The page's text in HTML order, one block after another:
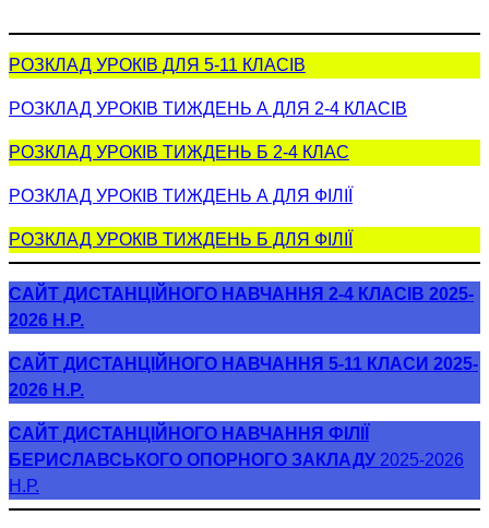
РОЗКЛАД УРОКІВ ДЛЯ 5-11 КЛАСІВ
РОЗКЛАД УРОКІВ ТИЖДЕНЬ А ДЛЯ 2-4 КЛАСІВ
РОЗКЛАД УРОКІВ ТИЖДЕНЬ Б 2-4 КЛАС
РОЗКЛАД УРОКІВ ТИЖДЕНЬ А ДЛЯ ФІЛІЇ
РОЗКЛАД УРОКІВ ТИЖДЕНЬ Б ДЛЯ ФІЛІЇ
САЙТ ДИСТАНЦІЙНОГО НАВЧАННЯ 2-4 КЛАСІВ 2025-
2026 Н.Р.
САЙТ ДИСТАНЦІЙНОГО НАВЧАННЯ 5-11 КЛАСИ 2025-
2026 Н.Р.
САЙТ ДИСТАНЦІЙНОГО НАВЧАННЯ ФІЛІЇ
БЕРИСЛАВСЬКОГО ОПОРНОГО ЗАКЛАДУ 2025-2026
Н.Р.